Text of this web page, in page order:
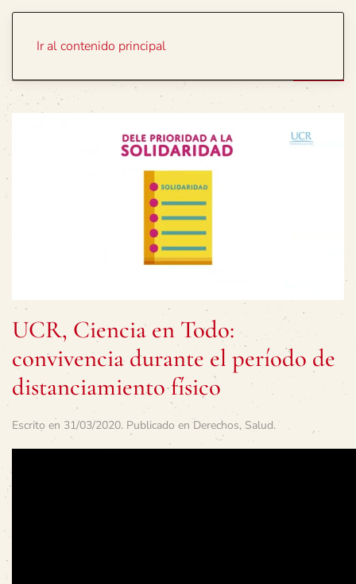
Ir al contenido principal
UCR, Ciencia en Todo:
convivencia durante el período de
distanciamiento físico
Escrito en 31/03/2020. Publicado en Derechos, Salud.